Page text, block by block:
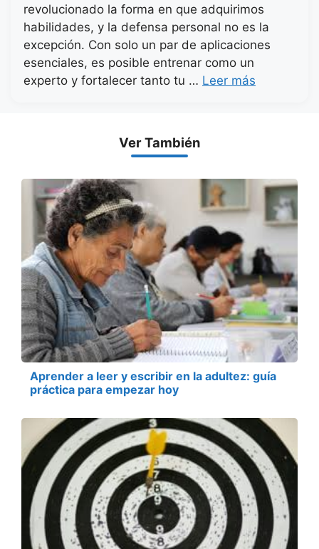
revolucionado la forma en que adquirimos
habilidades, y la defensa personal no es la
excepción. Con solo un par de aplicaciones
esenciales, es posible entrenar como un
experto y fortalecer tanto tu … Leer más
Ver También
Aprender a leer y escribir en la adultez: guía
práctica para empezar hoy